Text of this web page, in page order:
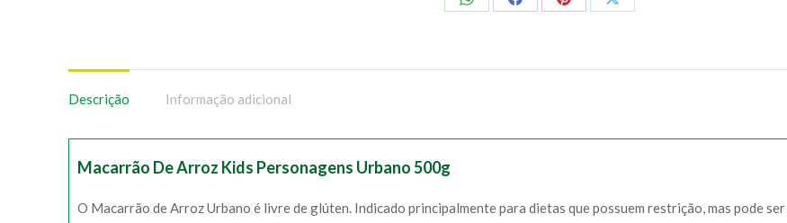
CompartilharCompartilharCompartilharCompartilhar
Descrição Informação adicional
Macarrão De Arroz Kids Personagens Urbano 500g
O Macarrão de Arroz Urbano é livre de glúten. Indicado principalmente para dietas que possuem restrição, mas pode